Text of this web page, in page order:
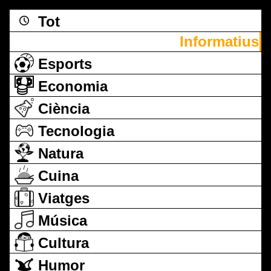
Tot
Informatius
Esports
Economia
Ciència
Tecnologia
Natura
Cuina
Viatges
Música
Cultura
Humor